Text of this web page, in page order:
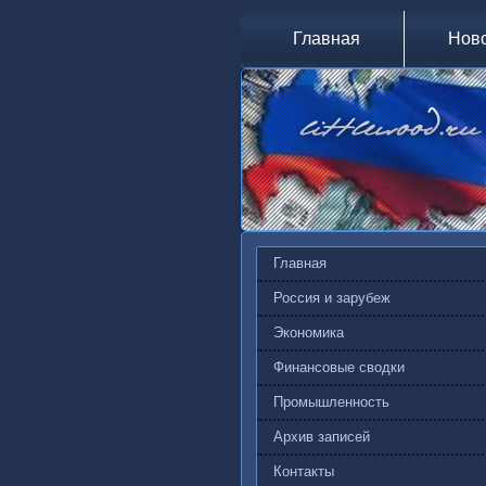
Главная
Главная
Россия и зарубеж
Экономика
Финансовые сводки
Промышленность
Архив записей
Контакты